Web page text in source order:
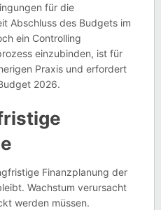
für die
Abschluss des Budgets im
ein Controlling
einzubinden, ist für
Praxis und erfordert
2026.
Finanzplanung der
Wachstum verursacht
werden müssen.